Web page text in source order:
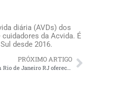
diária (AVDs) dos
da Acvida. É
desde 2016.
PRÓXIMO ARTIGO
Porque contratar cuidadores de idosos em Rio de Janeiro RJ oferece alívio para os familiares do idoso